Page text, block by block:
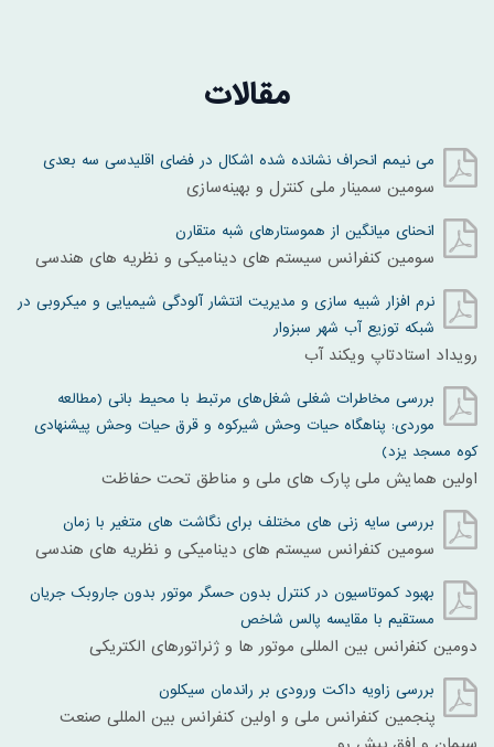
مقالات
می نیمم انحراف نشانده شده اشکال در فضای اقلیدسی سه بعدی
سومین سمینار ملی کنترل و بهینه‌سازی
انحنای میانگین از هموستارهای شبه متقارن
سومين کنفرانس سيستم های ديناميکی و نظريه های هندسی
نرم افزار شبیه سازی و مدیریت انتشار آلودگی شیمیایی و میکروبی در
شبکه توزیع آب شهر سبزوار
رویداد استادتاپ ویکند آب
بررسی مخاطرات شغلی شغل‌های مرتبط با محیط بانی (مطالعه
موردی: پناهگاه حیات وحش شیرکوه و قرق حیات وحش پیشنهادی
کوه مسجد یزد)
اولین همایش ملی پارک های ملی و مناطق تحت حفاظت
بررسی سایه زنی های مختلف برای نگاشت های متغیر با زمان
سومين کنفرانس سيستم های ديناميکی و نظريه های هندسی
بهبود کموتاسیون در کنترل بدون حسگر موتور بدون جاروبک جریان
مستقیم با مقایسه پالس شاخص
دومین کنفرانس بین المللی موتور ها و ژنراتورهای الکتریکی
بررسی زاویه داکت ورودی بر راندمان سیکلون
پنجمین کنفرانس ملی و اولین کنفرانس بین المللی صنعت